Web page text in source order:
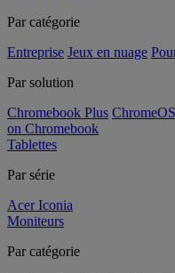
Par catégorie
Entreprise Jeux en nuage
Par solution
Chromebook Plus
on Chromebook
Tablettes
Par série
Acer Iconia
Moniteurs
Par catégorie